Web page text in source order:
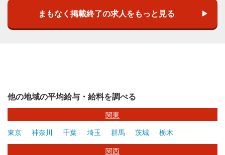
まもなく掲載終了の求人をもっと見る
他の地域の平均給与・給料を調べる
関東
東京 神奈川 千葉 埼玉 群馬 茨城 栃木
関西